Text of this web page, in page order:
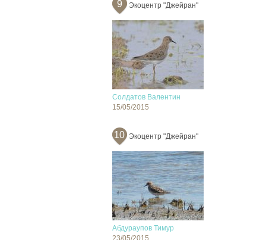
9 Экоцентр "Джейран"
Солдатов Валентин
15/05/2015
10 Экоцентр "Джейран"
Абдураупов Тимур
23/05/2015